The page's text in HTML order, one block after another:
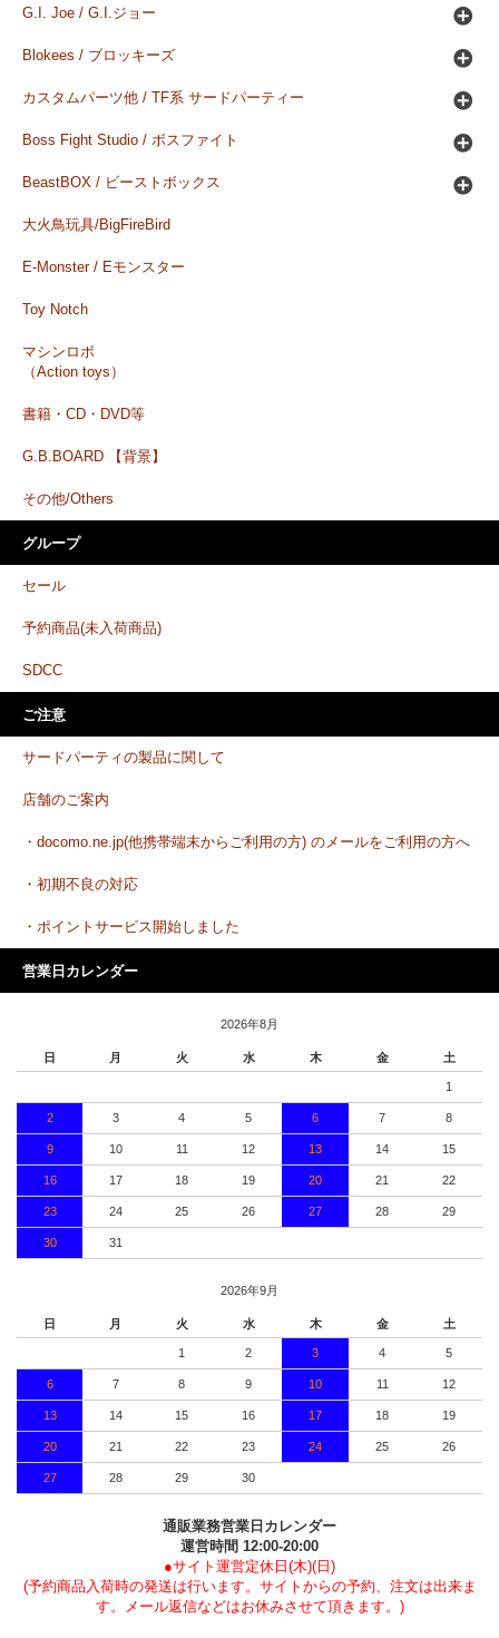
G.I. Joe / G.I.ジョー
Blokees / ブロッキーズ
カスタムパーツ他 / TF系 サードパーティー
Boss Fight Studio / ボスファイト
BeastBOX / ビーストボックス
大火鳥玩具/BigFireBird
E-Monster / Eモンスター
Toy Notch
マシンロボ
（Action toys）
書籍・CD・DVD等
G.B.BOARD 【背景】
その他/Others
グループ
セール
予約商品(未入荷商品)
SDCC
ご注意
サードパーティの製品に関して
店舗のご案内
・docomo.ne.jp(他携帯端末からご利用の方) のメールをご利用の方へ
・初期不良の対応
・ポイントサービス開始しました
営業日カレンダー
2026年8月
日 月 火 水 木 金 土
1
2 3 4 5 6 7 8
9 10 11 12 13 14 15
16 17 18 19 20 21 22
23 24 25 26 27 28 29
30 31
2026年9月
日 月 火 水 木 金 土
1 2 3 4 5
6 7 8 9 10 11 12
13 14 15 16 17 18 19
20 21 22 23 24 25 26
27 28 29 30
通販業務営業日カレンダー
運営時間 12:00-20:00
●サイト運営定休日(木)(日)
(予約商品入荷時の発送は行います。サイトからの予約、注文は出来ま
す。メール返信などはお休みさせて頂きます。)